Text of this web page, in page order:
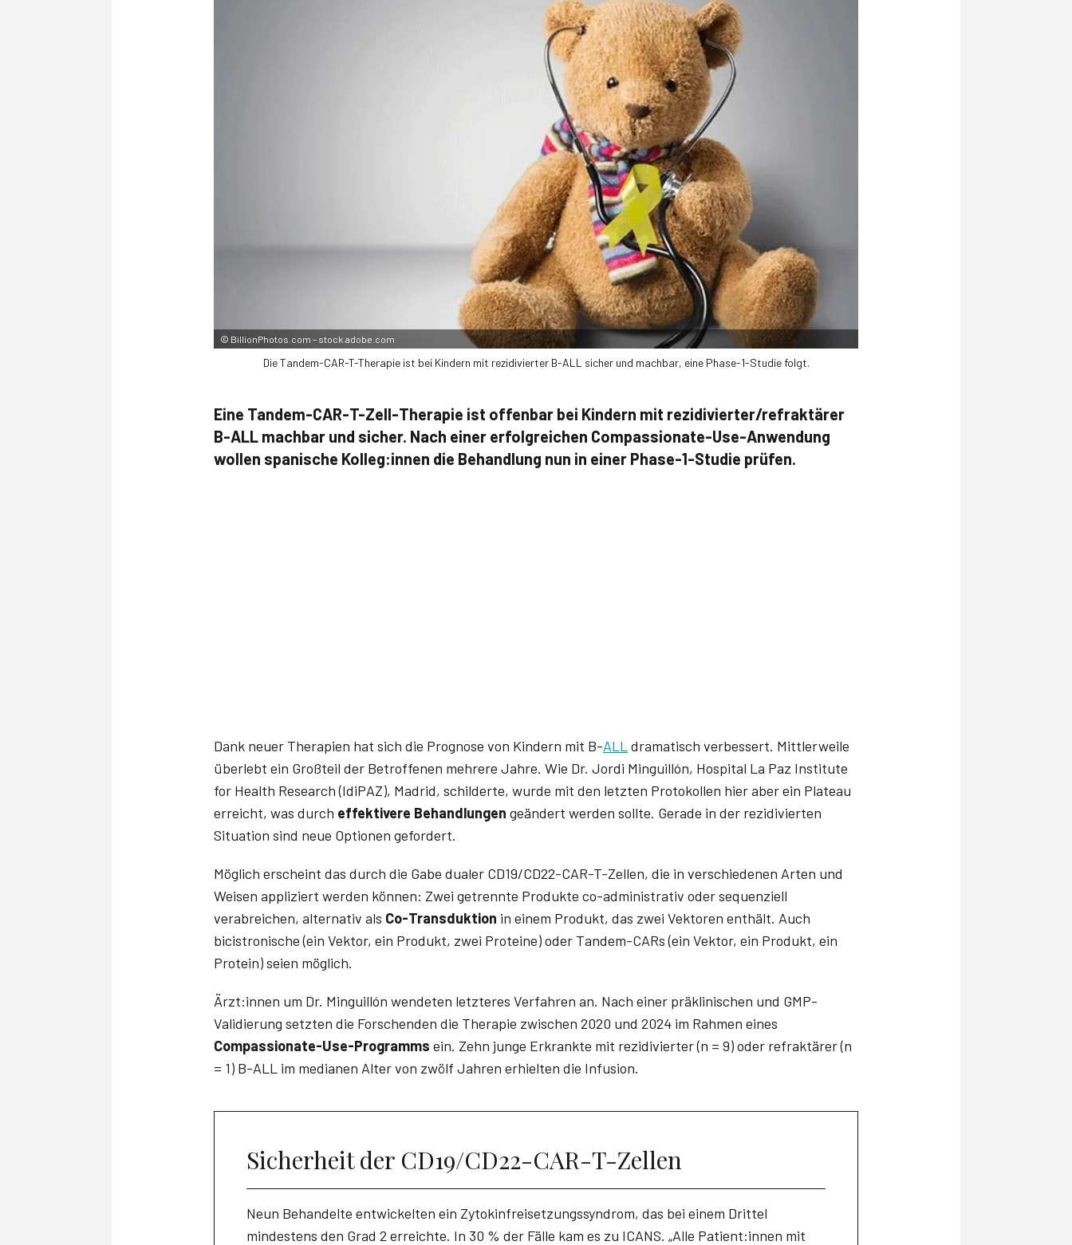
© BillionPhotos.com – stock.adobe.com
Die Tandem-CAR-T-Therapie ist bei Kindern mit rezidivierter B-ALL sicher und machbar, eine Phase-1-Studie folgt.
Eine Tandem-CAR-T-Zell-Therapie ist offenbar bei Kindern mit rezidivierter/refraktärer
B-ALL machbar und sicher. Nach einer erfolgreichen Compassionate-Use-Anwendung
wollen spanische Kolleg:innen die Behandlung nun in einer Phase-1-Studie prüfen.
Dank neuer Therapien hat sich die Prognose von Kindern mit B-ALL dramatisch verbessert. Mittlerweile
überlebt ein Großteil der Betroffenen mehrere Jahre. Wie Dr. Jordi Minguillón, Hospital La Paz Institute
for Health Research (IdiPAZ), Madrid, schilderte, wurde mit den letzten Protokollen hier aber ein Plateau
erreicht, was durch effektivere Behandlungen geändert werden sollte. Gerade in der rezidivierten
Situation sind neue Optionen gefordert.
Möglich erscheint das durch die Gabe dualer CD19/CD22-CAR-T-Zellen, die in verschiedenen Arten und
Weisen appliziert werden können: Zwei getrennte Produkte co-administrativ oder sequenziell
verabreichen, alternativ als Co-Transduktion in einem Produkt, das zwei Vektoren enthält. Auch
bicistronische (ein Vektor, ein Produkt, zwei Proteine) oder Tandem-CARs (ein Vektor, ein Produkt, ein
Protein) seien möglich.
Ärzt:innen um Dr. Minguillón wendeten letzteres Verfahren an. Nach einer präklinischen und GMP-
Validierung setzten die Forschenden die Therapie zwischen 2020 und 2024 im Rahmen eines
Compassionate-Use-Programms ein. Zehn junge Erkrankte mit rezidivierter (n = 9) oder refraktärer (n
= 1) B-ALL im medianen Alter von zwölf Jahren erhielten die Infusion.
Sicherheit der CD19/CD22-CAR-T-Zellen
Neun Behandelte entwickelten ein Zytokinfreisetzungssyndrom, das bei einem Drittel
mindestens den Grad 2 erreichte. In 30 % der Fälle kam es zu ICANS. „Alle Patient:innen mit